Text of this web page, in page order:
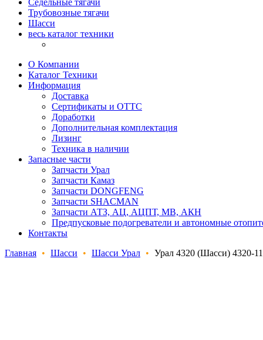
Седельные тягачи
Трубовозные тягачи
Шасси
весь каталог техники
О Компании
Каталог Техники
Информация
Доставка
Сертификаты и ОТТС
Доработки
Дополнительная комплектация
Лизинг
Техника в наличии
Запасные части
Запчасти Урал
Запчасти Камаз
Запчасти DONGFENG
Запчасти SHACMAN
Запчасти АТЗ, АЦ, АЦПТ, МВ, АКН
Предпусковые подогреватели и автономные
Контакты
Главная • Шасси • Шасси Урал • Урал 4320 (Шасси) 4320-